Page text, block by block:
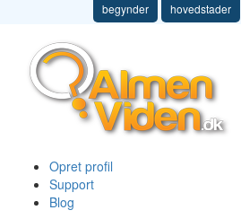
begynder hovedstader
Opret profil
Support
Blog